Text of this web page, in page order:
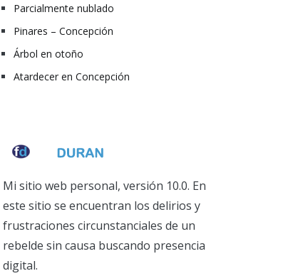
Parcialmente nublado
Pinares – Concepción
Árbol en otoño
Atardecer en Concepción
Mi sitio web personal, versión 10.0. En
este sitio se encuentran los delirios y
frustraciones circunstanciales de un
rebelde sin causa buscando presencia
digital.